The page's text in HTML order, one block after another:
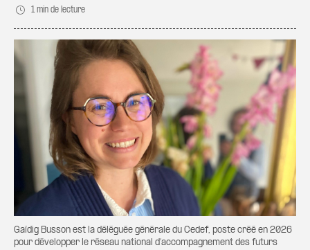
1 min de lecture
Gaïdig Busson est la déléguée générale du Cedef, poste créé en 2026
pour développer le réseau national d’accompagnement des futurs